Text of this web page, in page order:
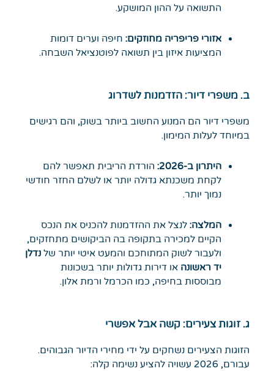
התשואה על ההון המושקע.
אזורי פריפריה מחוזקים: חיפה וערים דומות
המציעות איזון בין תשואה לפוטנציאל השבחה.
ב. משפרי דיור: הזדמנות לשדרוג
משפרי דיור הם המנוע החשוב ביותר בשוק, והם רגישים
במיוחד לעלות המימון.
היתרון ב-2026:
הורדת הריבית תאפשר להם
לקחת משכנתא גדולה יותר או לשלם החזר חודשי
נמוך יותר.
המלצה: לנצל את ההזדמנות להכניס את הנכס
הקיים למכירה בתקופה בה הביקושים מתחזקים,
ולעבור לשוק המתוחכם והמעט איטי יותר שלנדלן
יד ראשונה או דירות גדולות יותר בשכונות
מבוססות בחיפה, כמו הכרמל ורמת אלון.
ג. זוגות צעירים: קשה אבל אפשרי
הזוגות הצעירים נשחקים על ידי מחירי הדיור הגבוהים.
עבורם, 2026 עשויה להציע נשימה קלה: